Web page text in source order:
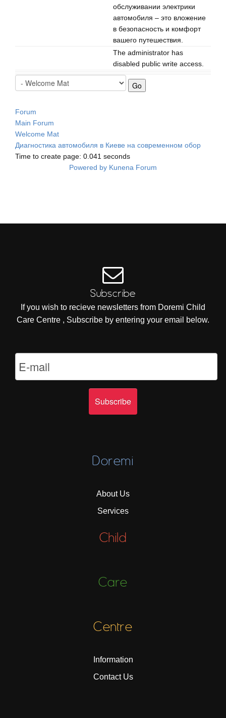
обслуживании электрики
автомобиля – это вложение
в безопасность и комфорт
вашего путешествия.
The administrator has
disabled public write access.
Forum
Main Forum
Welcome Mat
Диагностика автомобиля в Киеве на современном обор
Time to create page: 0.041 seconds
Powered by Kunena Forum
Subscribe
If you wish to recieve newsletters from Doremi Child
Care Centre , Subscribe by entering your email below.
Doremi
About Us
Services
Child
Care
Centre
Information
Contact Us